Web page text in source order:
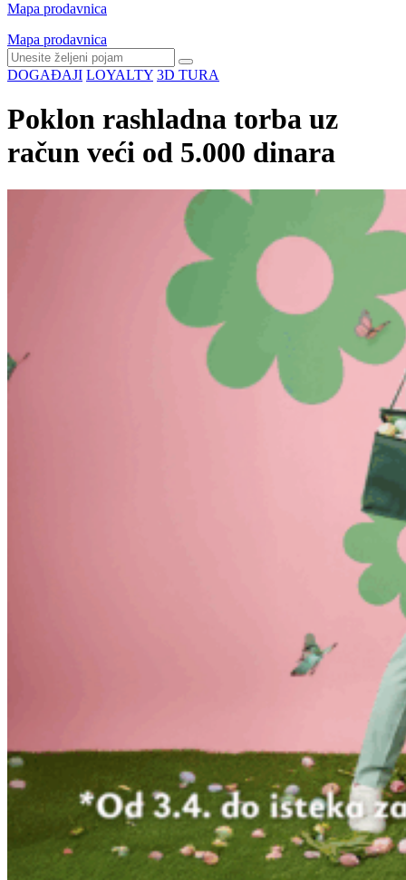
Mapa prodavnica
Mapa prodavnica
DOGAĐAJI LOYALTY 3D TURA
Poklon rashladna torba uz
račun veći od 5.000 dinara